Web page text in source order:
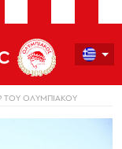
ΤΟΥ ΟΛΥΜΠΙΑΚΟΥ